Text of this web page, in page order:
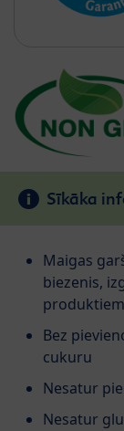
Sīkāka
Maigas
biezenis,
produktiem
Bez
cukuru
Nesatur
Nesatur